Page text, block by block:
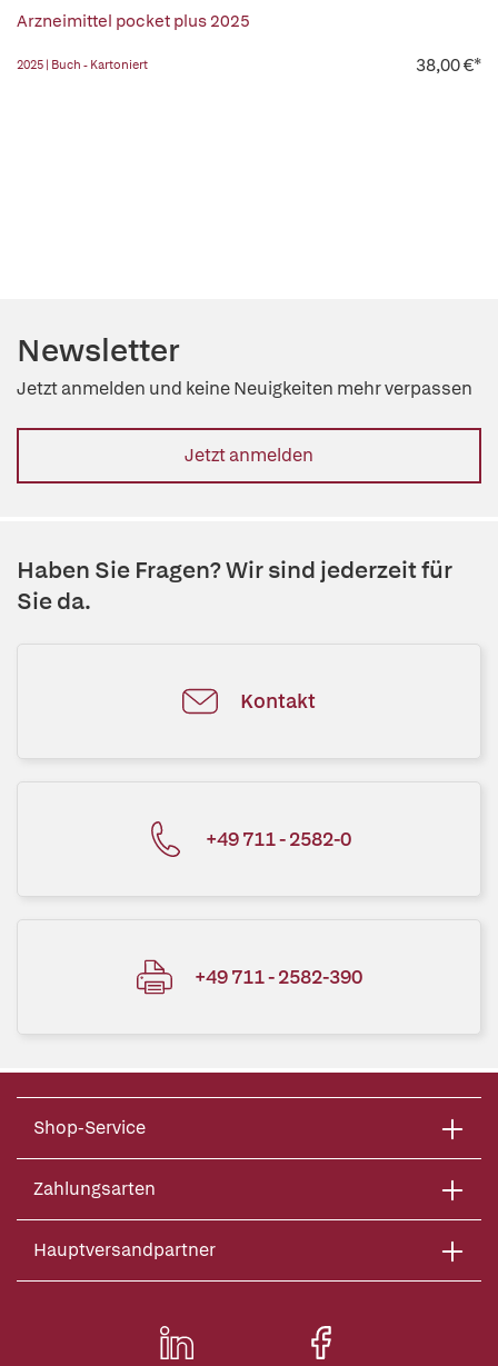
Arzneimittel pocket plus 2025
2025 | Buch - Kartoniert 38,00 €*
Newsletter
Jetzt anmelden und keine Neuigkeiten mehr verpassen
Jetzt anmelden
Haben Sie Fragen? Wir sind jederzeit für
Sie da.
Kontakt
+49 711 - 2582-0
+49 711 - 2582-390
Shop-Service
Zahlungsarten
Hauptversandpartner